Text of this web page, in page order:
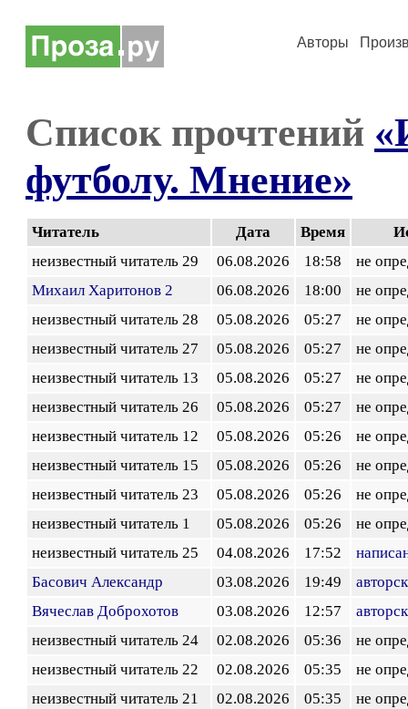
Авторы
Список прочтений
футболу. Мнение»
Читатель Дата Время
неизвестный читатель 29
06.08.2026 18:58
не
Михаил Харитонов 2
06.08.2026 18:00
не
неизвестный читатель 28
05.08.2026 05:27
не
неизвестный читатель 27
05.08.2026 05:27
не
неизвестный читатель 13
05.08.2026 05:27
не
неизвестный читатель 26
05.08.2026 05:27
не
неизвестный читатель 12
05.08.2026 05:26
не
неизвестный читатель 15
05.08.2026 05:26
не
неизвестный читатель 23
05.08.2026 05:26
не
неизвестный читатель 1
05.08.2026 05:26
не
неизвестный читатель 25
04.08.2026 17:52
Басович Александр
03.08.2026 19:49
Вячеслав Доброхотов
03.08.2026 12:57
неизвестный читатель 24
02.08.2026 05:36
не
неизвестный читатель 22
02.08.2026 05:35
не
неизвестный читатель 21
02.08.2026 05:35
не